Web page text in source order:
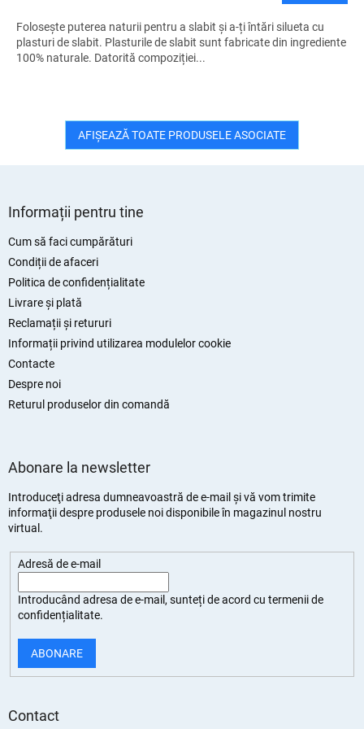
Folosește puterea naturii pentru a slabit și a-ți întări silueta cu
plasturi de slabit. Plasturile de slabit sunt fabricate din ingrediente
100% naturale. Datorită compoziției...
AFIŞEAZĂ TOATE PRODUSELE ASOCIATE
Informații pentru tine
Cum să faci cumpărături
Condiții de afaceri
Politica de confidențialitate
Livrare și plată
Reclamații și retururi
Informații privind utilizarea modulelor cookie
Contacte
Despre noi
Returul produselor din comandă
Abonare la newsletter
Introduceţi adresa dumneavoastră de e-mail şi vă vom trimite
informaţii despre produsele noi disponibile în magazinul nostru
virtual.
Adresă de e-mail
Introducând adresa de e-mail, sunteți deacord cu termenii de
confidențialitate.
ABONARE
Contact